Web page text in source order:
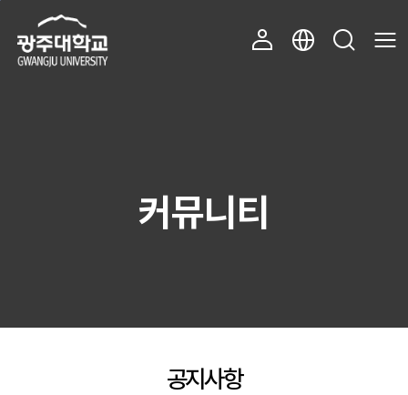
커뮤니티
공지사항